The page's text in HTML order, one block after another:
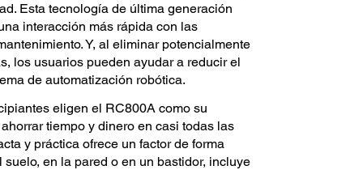
Esta tecnología de última generación
interacción más rápida con las
Y, al eliminar potencialmente
los usuarios pueden ayudar a reducir el
de automatización robótica.
eligen el RC800A como su
tiempo y dinero en casi todas las
y práctica ofrece un factor de forma
en la pared o en un bastidor, incluye